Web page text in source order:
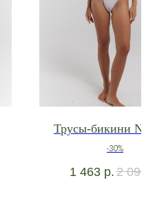
Трусы-бикини
-30%
1 463 р.2 090